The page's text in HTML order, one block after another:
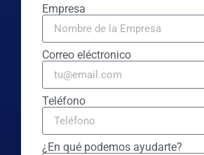
Empresa
Correo eléctronico
Teléfono
¿En qué podemos ayudarte?